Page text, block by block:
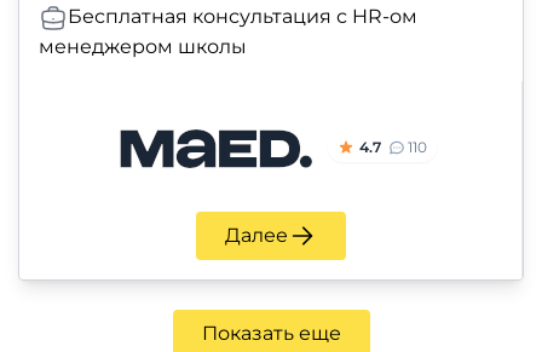
Бесплатная консультация с HR-ом
менеджером школы
4.7 110
Далее
Показать еще